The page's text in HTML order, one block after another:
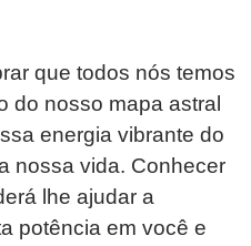
que todos nós temos
do nosso mapa astral
energia vibrante do
nossa vida. Conhecer
lhe ajudar a
potência em você e